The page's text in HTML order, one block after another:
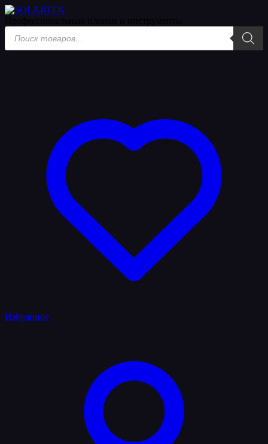
Акции
Поиск
товаров
Избранное